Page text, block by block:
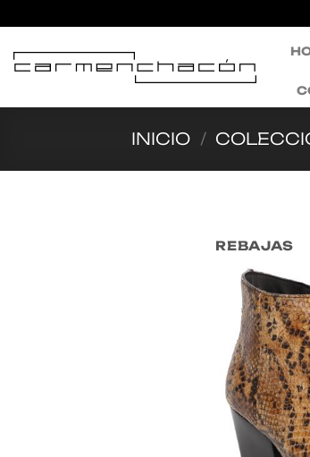
al
contenido
INICIO /
REBAJAS